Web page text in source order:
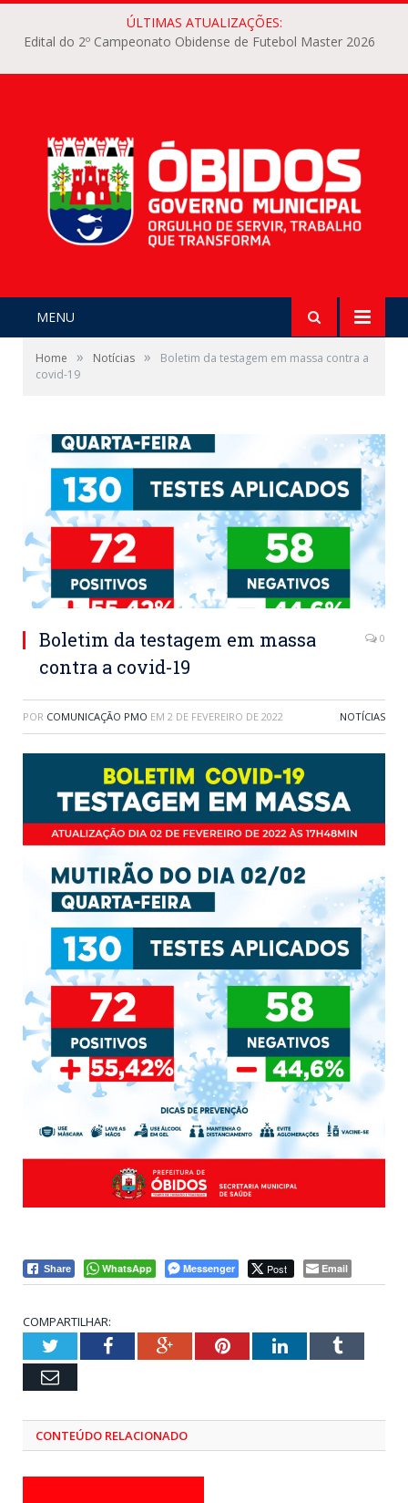
ÚLTIMAS ATUALIZAÇÕES:
Edital do 2º Campeonato Obidense de Futebol Master 2026
MENU
Home » Notícias »
Boletim da testagem em massa contra a
covid-19
Boletim da testagem em massa
contra a covid-19
0
POR COMUNICAÇÃO PMO EM 2 DE FEVEREIRO DE 2022 NOTÍCIAS
Share WhatsApp Messenger Post Email
COMPARTILHAR:
TwitterFacebookGoogle+PinterestLinkedInTumblr
Email
CONTEÚDO RELACIONADO